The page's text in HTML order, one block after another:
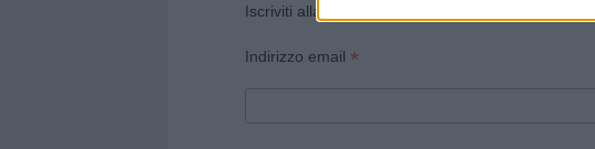
Iscriviti alla newsletter di Gallura Oggi e ricevi le
Indirizzo email *